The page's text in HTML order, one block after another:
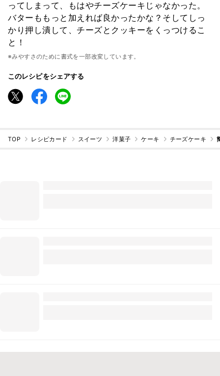
ってしまって、もはやチーズケーキじゃなかった。
バターももっと加えれば良かったかな？そしてしっ
かり押し潰して、チーズとクッキーをくっつけるこ
と！
※みやすさのために書式を一部改変しています。
このレシピをシェアする
TOP レシピカード スイーツ 洋菓子 ケーキ チーズケーキ